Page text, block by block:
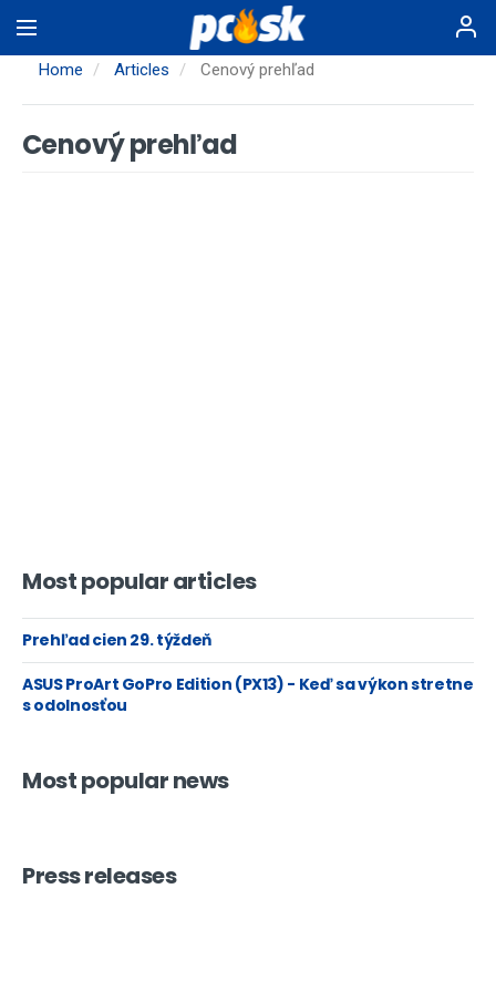
mainHome Articles Cenový prehľad
Cenový prehľad
Most popular articles
Prehľad cien 29. týždeň
ASUS ProArt GoPro Edition (PX13) - Keď sa výkon stretne
s odolnosťou
Most popular news
Press releases